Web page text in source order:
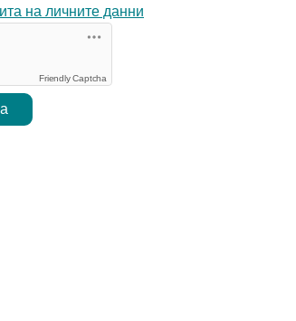
на личните данни
Friendly Captcha